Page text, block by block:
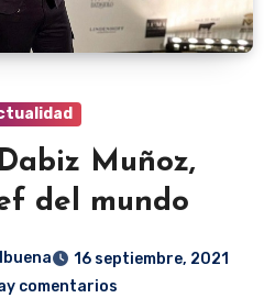
Muñoz,
del mundo
16 septiembre, 2021
comentarios